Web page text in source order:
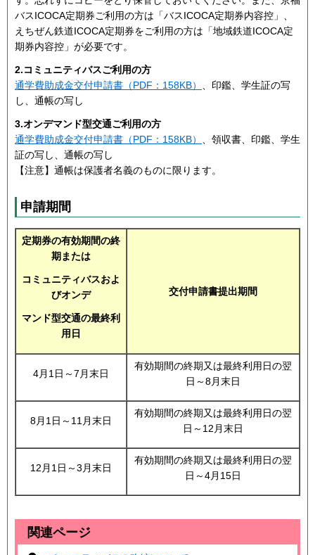
バスICOCA定期券ご利用の方は「バスICOCA定期券内容控」、
えちぜん鉄道ICOCA定期券をご利用の方は「地域鉄道ICOCA定
期券内容控」が必要です。
2.コミュニティバスご利用の方
通学費助成金交付申請書（PDF：158KB）
、印鑑、学生証の写
し、通帳の写し
3.オンデマンド型交通ご利用の方
通学費助成金交付申請書（PDF：158KB） 、領収書、印鑑、学生
証の写し、通帳の写し
【注意】通帳は保護者名義のものに限ります。
申請期間
定期券の有効期間の終
期または
コミュニティバスおよ
びオンデ
マンド型交通の最終利
用日
交付申請書提出期間
4月1日～7月末日
有効期間の終期又は最終利用日の翌
日～8月末日
8月1日～11月末日
有効期間の終期又は最終利用日の翌
日～12月末日
12月1日～3月末日
有効期間の終期又は最終利用日の翌
日～4月15日
関連ページ